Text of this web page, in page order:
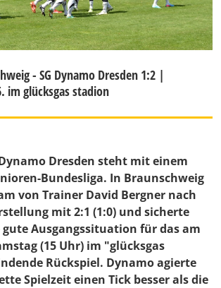
- SG Dynamo Dresden 1:2 |
im glücksgas stadion
Dynamo Dresden steht mit einem
Bundesliga. In Braunschweig
von Trainer David Bergner nach
mit 2:1 (1:0) und sicherte
Ausgangssituation für das am
(15 Uhr) im "glücksgas
Rückspiel. Dynamo agierte
Spielzeit einen Tick besser als die